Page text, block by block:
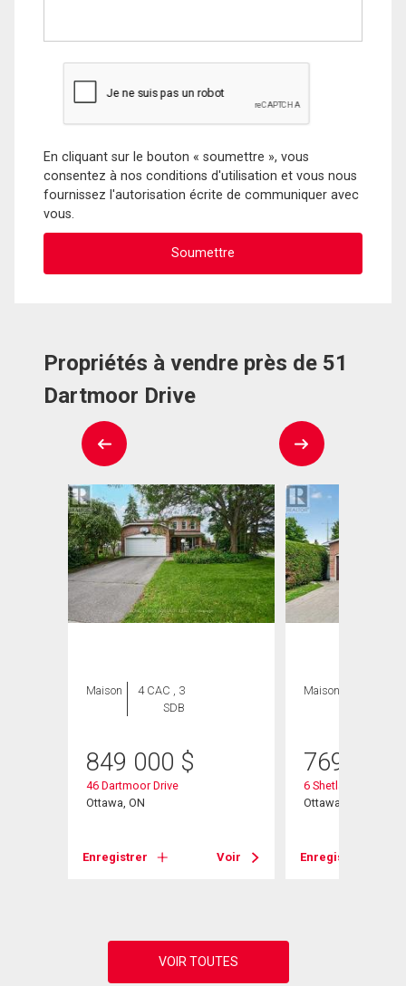
En cliquant sur le bouton « soumettre », vous
consentez à nos conditions d'utilisation et vous nous
fournissez l'autorisation écrite de communiquer avec
vous.
Propriétés à vendre près de 51
Dartmoor Drive
Maison
4 CAC , 3
SDB
849 000 $
46 Dartmoor Drive
Ottawa, ON
Enregistrer Voir
Maison
769 000
6 Shetland Way
Ottawa, ON
Enregistrer